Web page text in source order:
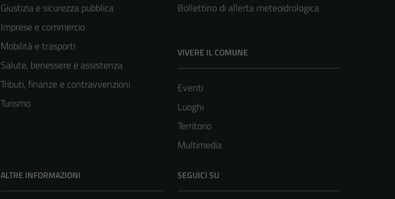
Giustizia e sicurezza pubblica
Imprese e commercio
Mobilità e trasporti
Salute, benessere e assistenza
Tributi, finanze e contravvenzioni
Turismo
Bollettino di allerta meteoidrologica
VIVERE IL COMUNE
Eventi
Luoghi
Territorio
Multimedia
ALTRE INFORMAZIONI SEGUICI SU